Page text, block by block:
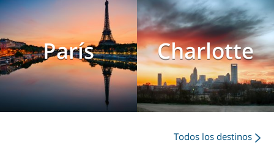
París Charlotte
Todos los destinos